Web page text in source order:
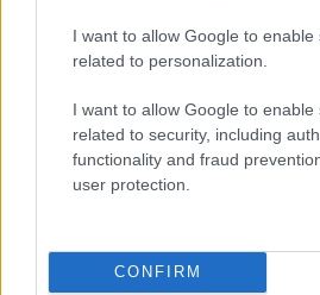
I want to allow Google to enable
related to personalization.
I want to allow Google to enable
related to security, including
functionality and fraud
user protection.
CONFIRM
Come scegliere le scarpe da